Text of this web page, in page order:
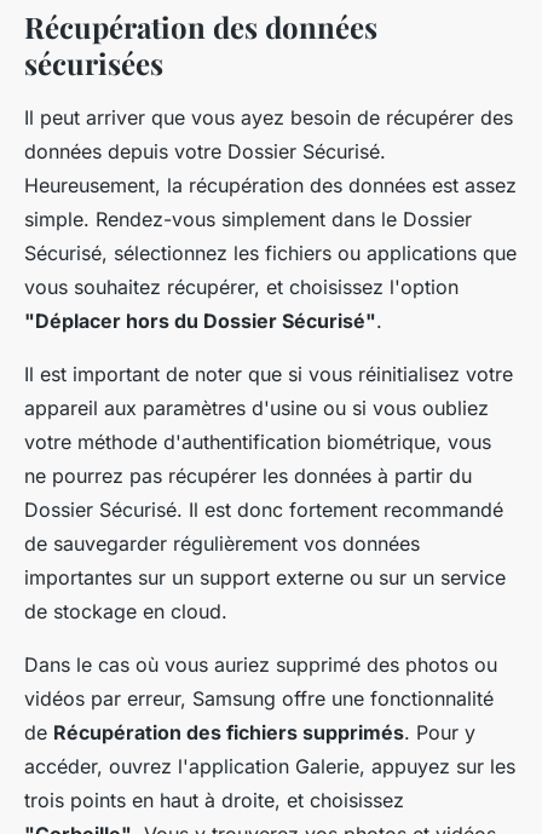
Récupération des données
sécurisées
Il peut arriver que vous ayez besoin de récupérer des
données depuis votre Dossier Sécurisé.
Heureusement, la récupération des données est assez
simple. Rendez-vous simplement dans le Dossier
Sécurisé, sélectionnez les fichiers ou applications que
vous souhaitez récupérer, et choisissez l'option
"Déplacer hors du Dossier Sécurisé".
Il est important de noter que si vous réinitialisez votre
appareil aux paramètres d'usine ou si vous oubliez
votre méthode d'authentification biométrique, vous
ne pourrez pas récupérer les données à partir du
Dossier Sécurisé. Il est donc fortement recommandé
de sauvegarder régulièrement vos données
importantes sur un support externe ou sur un service
de stockage en cloud.
Dans le cas où vous auriez supprimé des photos ou
vidéos par erreur, Samsung offre une fonctionnalité
de Récupération des fichiers supprimés. Pour y
accéder, ouvrez l'application Galerie, appuyez sur les
trois points en haut à droite, et choisissez